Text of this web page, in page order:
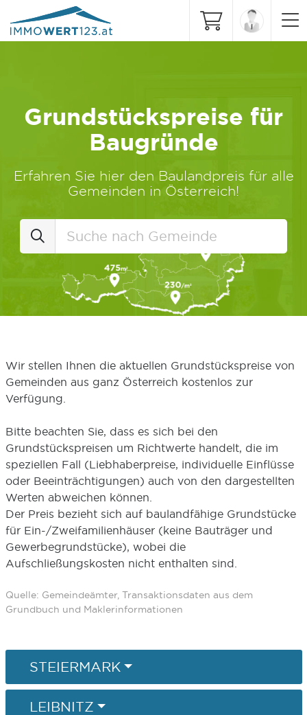
Grundstückspreise für
Baugründe
Erfahren Sie hier den Baulandpreis für alle
Gemeinden in Österreich!
Wir stellen Ihnen die aktuellen Grundstückspreise von
Gemeinden aus ganz Österreich kostenlos zur
Verfügung.
Bitte beachten Sie, dass es sich bei den
Grundstückspreisen um Richtwerte handelt, die im
speziellen Fall (Liebhaberpreise, individuelle Einflüsse
oder Beeinträchtigungen) auch von den dargestellten
Werten abweichen können.
Der Preis bezieht sich auf baulandfähige Grundstücke
für Ein-/Zweifamilienhäuser (keine Bauträger und
Gewerbegrundstücke), wobei die
Aufschließungskosten nicht enthalten sind.
Quelle: Gemeindeämter, Transaktionsdaten aus dem
Grundbuch und Maklerinformationen
STEIERMARK
LEIBNITZ